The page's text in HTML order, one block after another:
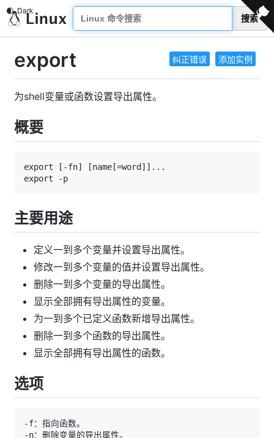
搜索
纠正错误 添加实例
export
为shell变量或函数设置导出属性。
概要
主要用途
定义一到多个变量并设置导出属性。
修改一到多个变量的值并设置导出属性。
删除一到多个变量的导出属性。
显示全部拥有导出属性的变量。
为一到多个已定义函数新增导出属性。
删除一到多个函数的导出属性。
显示全部拥有导出属性的函数。
选项